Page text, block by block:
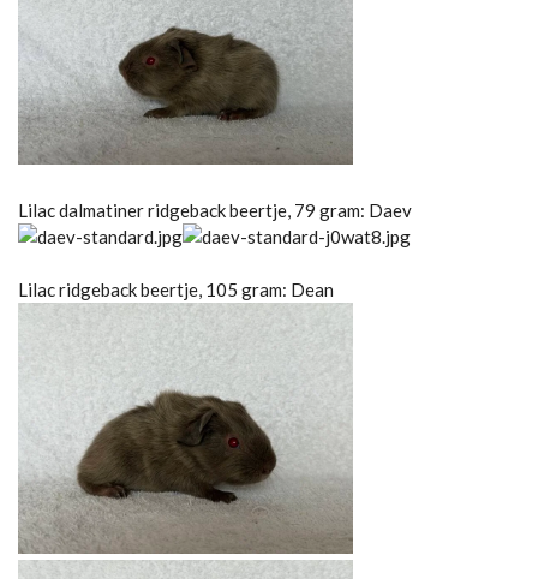
Lilac dalmatiner ridgeback beertje, 79 gram: Daev
Lilac ridgeback beertje, 105 gram: Dean